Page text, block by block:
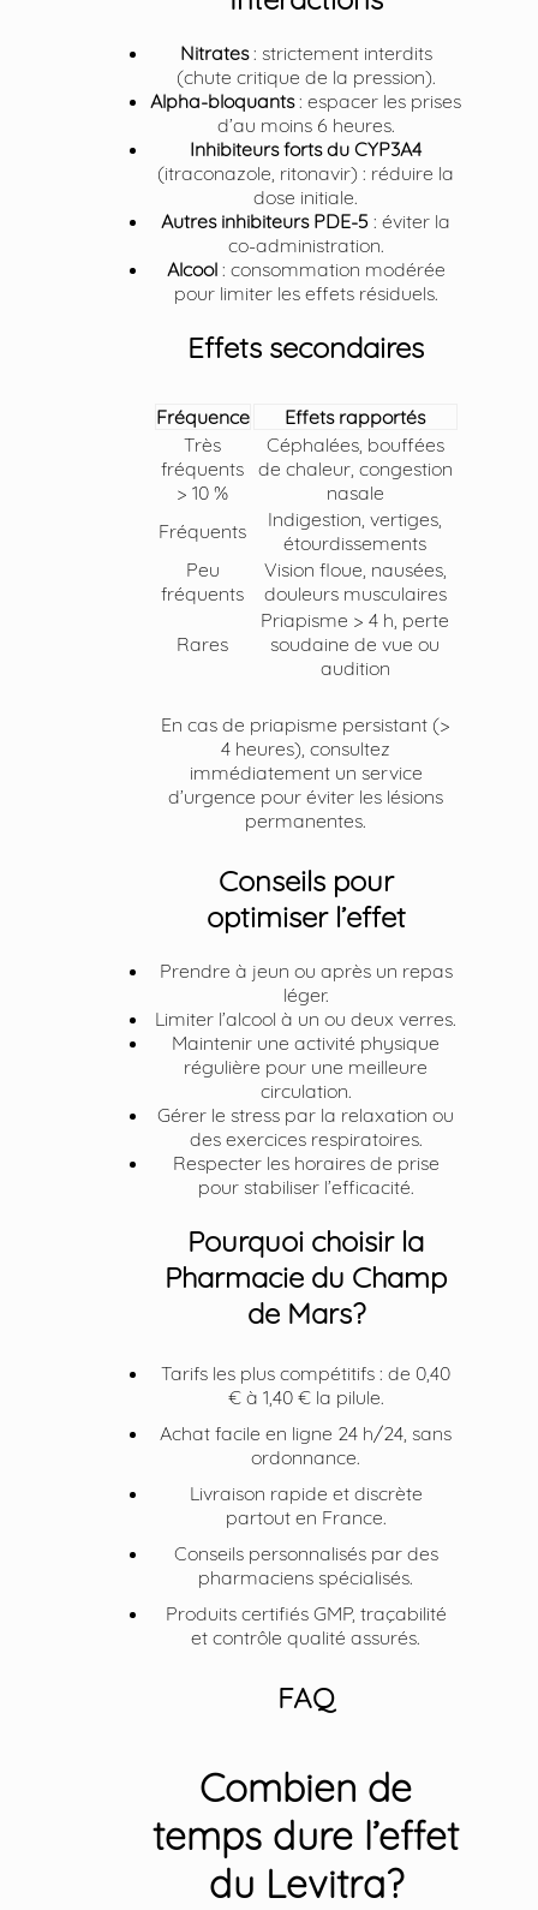
Nitrates: strictement interdits
(chute critique de la pression).
Alpha-bloquants: espacer les prises
d’au moins 6 heures.
Inhibiteurs forts du CYP3A4
(itraconazole, ritonavir) : réduire la
dose initiale.
Autres inhibiteurs PDE-5 : éviter la
co-administration.
Alcool: consommation modérée
pour limiter les effets résiduels.
Effets secondaires
Fréquence
Effets rapportés
Très
fréquents
> 10 %
Céphalées, bouffées
de chaleur, congestion
nasale
Fréquents
Indigestion, vertiges,
étourdissements
Peu
fréquents
Vision floue, nausées,
douleurs musculaires
Rares
Priapisme > 4 h, perte
soudaine de vue ou
audition
En cas de priapisme persistant (>
4 heures), consultez
immédiatement un service
d’urgence pour éviter les lésions
permanentes.
Conseils pour
optimiser l’effet
Prendre à jeun ou après un repas
léger.
Limiter l’alcool à un ou deux verres.
Maintenir une activité physique
régulière pour une meilleure
circulation.
Gérer le stress par la relaxation ou
des exercices respiratoires.
Respecter les horaires de prise
pour stabiliser l’efficacité.
Pourquoi choisir la
Pharmacie du Champ
de Mars?
Tarifs les plus compétitifs : de 0,40
€ à 1,40 € la pilule.
Achat facile en ligne 24 h/24, sans
ordonnance.
Livraison rapide et discrète
partout en France.
Conseils personnalisés par des
pharmaciens spécialisés.
Produits certifiés GMP, traçabilité
et contrôle qualité assurés.
FAQ
Combien de
temps dure l’effet
du Levitra?